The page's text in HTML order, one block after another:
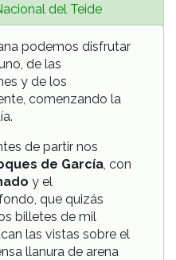
del Teide
podemos disfrutar
de las
y de los
comenzando la
de partir nos
de García , con
y el
que quizás
billetes de mil
las vistas sobre el
llanura de arena